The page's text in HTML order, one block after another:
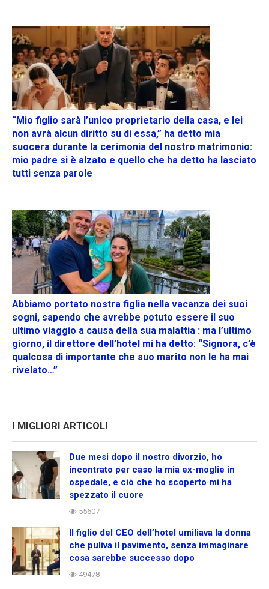
“Mio figlio sarà l’unico proprietario della casa, e lei
non avrà alcun diritto su di essa,” ha detto mia
suocera durante la cerimonia del nostro matrimonio:
mio padre si è alzato e quello che ha detto ha lasciato
tutti senza parole
Abbiamo portato nostra figlia nella vacanza dei suoi
sogni, sapendo che avrebbe potuto essere il suo
ultimo viaggio a causa della sua malattia : ma l’ultimo
giorno, il direttore dell’hotel mi ha detto: “Signora, c’è
qualcosa di importante che suo marito non le ha mai
rivelato…”
I MIGLIORI ARTICOLI
Due mesi dopo il nostro divorzio, ho
incontrato per caso la mia ex-moglie in
ospedale, e ciò che ho scoperto mi ha
spezzato il cuore
55607
Il figlio del CEO dell’hotel umiliava la donna
che puliva il pavimento, senza immaginare
cosa sarebbe successo dopo
49478